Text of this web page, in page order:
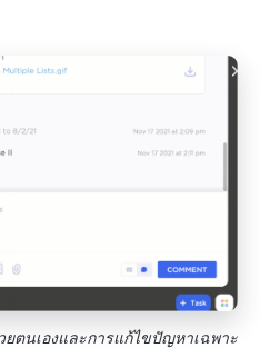
ตนเองและการแก้ไขปัญหาเฉพาะ